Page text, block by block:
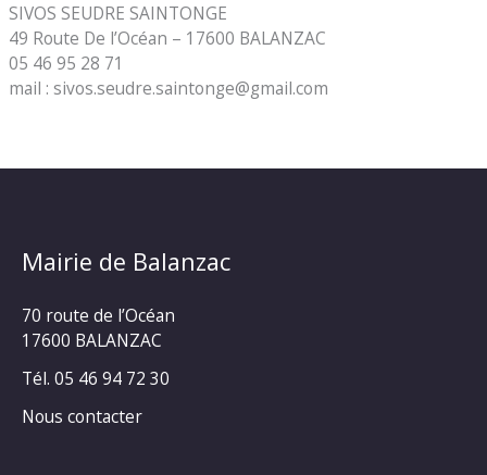
SIVOS SEUDRE SAINTONGE
49 Route De l’Océan – 17600 BALANZAC
05 46 95 28 71
mail : sivos.seudre.saintonge@gmail.com
Mairie de Balanzac
70 route de l’Océan
17600 BALANZAC
Tél. 05 46 94 72 30
Nous contacter